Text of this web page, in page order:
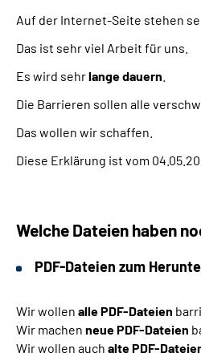
Auf der Internet-Seite stehen
Das ist sehr viel Arbeit für uns.
Es wird sehrlange dauern
Die Barrieren sollen alle
Das wollen wir schaffen.
Diese Erklärung ist vom
Welche Dateien haben
PDF-Dateien zum
Wir wollen alle PDF-Dateien
Wir machen neue PDF-Dateien
Wir wollen auch alte PDF-